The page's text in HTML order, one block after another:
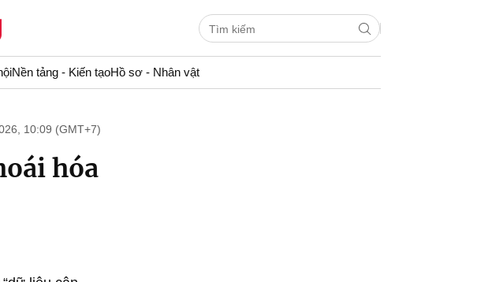
Nền tảng - Kiến tạoHồ sơ - Nhân vật
10:09 (GMT+7)
hóa